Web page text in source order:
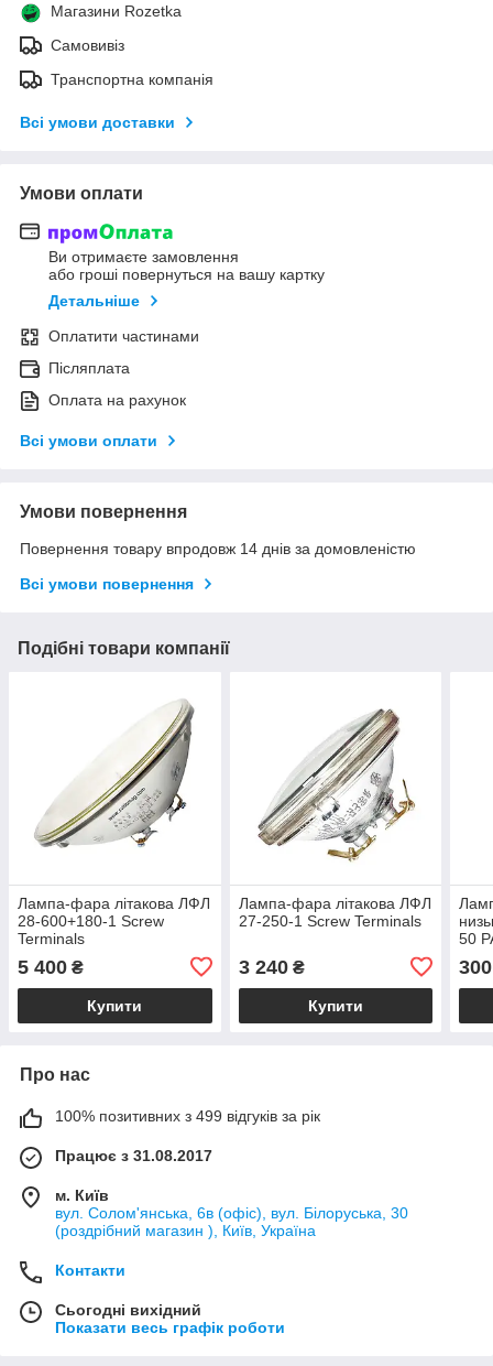
Магазини Rozetka
Самовивіз
Транспортна компанія
Всі умови доставки
Умови оплати
Ви отримаєте замовлення
або гроші повернуться на вашу картку
Детальніше
Оплатити частинами
Післяплата
Оплата на рахунок
Всі умови оплати
Умови повернення
Повернення товару впродовж 14 днів за домовленістю
Всі умови повернення
Подібні товари компанії
Лампа-фара літакова ЛФЛ
28-600+180-1 Screw
Terminals
5 400 ₴
Купити
Лампа-фара літакова ЛФЛ
27-250-1 Screw Terminals
3 240₴
Купити
50
300
Про нас
100% позитивних з 499 відгуків за рік
Працює з 31.08.2017
м. Київ
вул. Солом'янська, 6в (офіс), вул. Білоруська, 30
(роздрібний магазин ), Київ, Україна
Контакти
Сьогодні вихідний
Показати весь графік роботи